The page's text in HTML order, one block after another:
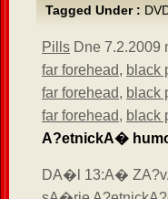
Tagged Under :
Pills Dne
far forehead, black
far forehead, black
far forehead, black
A?etnickA�
DA�l 13:A�